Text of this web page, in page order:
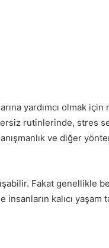
yardımcı olmak
rutinlerinde, stres
ve diğer
Fakat genellikle
kalıcı yaşam